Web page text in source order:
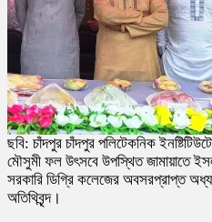
ছবি: চাঁদপুর চাঁদপুর পলিটেকনিক
মৌসুমী ফল উৎসবে উপস্থিত জামায়াতে
সরকারি ডিগ্রি কলেজের অবসরপ্রাপ্ত
অতিথিবৃন্দ।